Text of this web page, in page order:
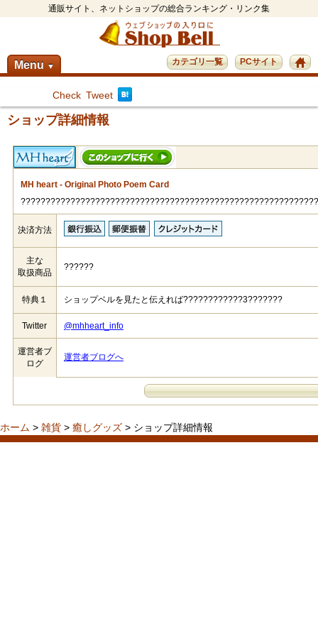
通販サイト、ネットショップの総合ランキング・リンク集
Menu ▼ PCサイト
カテゴリ一覧
Check Tweet
ショップ詳細情報
MH heart - Original Photo Poem Card
決済方法
主な
取扱商品
??????
特典１ ショップベルを見たと伝えれば????????????3???????
Twitter @mhheart_info
運営者ブ
ログ
運営者ブログへ
ホーム > 雑貨 > 癒しグッズ > ショップ詳細情報